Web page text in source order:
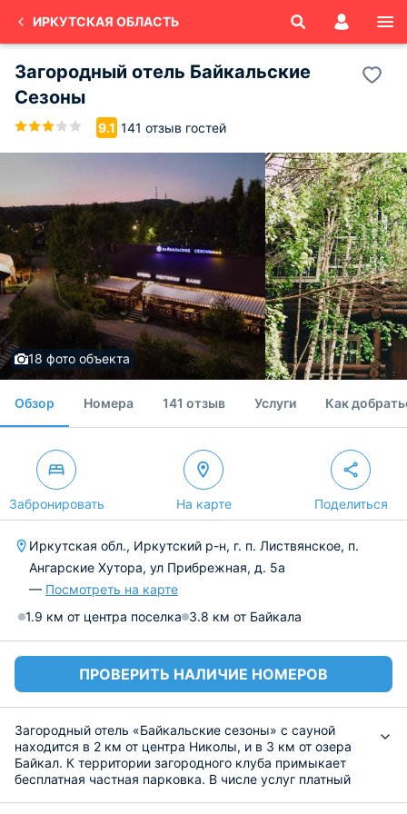
ИРКУТСКАЯ ОБЛАСТЬ
Загородный отель Байкальские
Сезоны
9.1 141 отзыв гостей
18 фото объекта
Обзор Номера 141 отзыв Услуги Как
Забронировать На карте Поделиться
Иркутская обл., Иркутский р-н, г. п. Листвянское, п.
Ангарские Хутора, ул Прибрежная, д. 5а
— Посмотреть на карте
1.9 км от центра поселка 3.8 км от Байкала
ПРОВЕРИТЬ НАЛИЧИЕ НОМЕРОВ
Загородный отель «Байкальские сезоны» с сауной
находится в 2 км от центра Николы, и в 3 км от озера
Байкал. К территории загородного клуба примыкает
бесплатная частная парковка. В числе услуг платный